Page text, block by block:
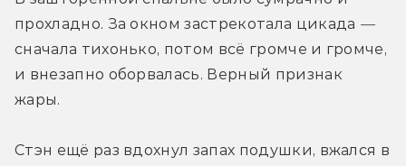
прохладно. За окном застрекотала цикада —
сначала тихонько, потом всё громче и громче,
и внезапно оборвалась. Верный признак
жары.
Стэн ещё раз вдохнул запах подушки, вжался в